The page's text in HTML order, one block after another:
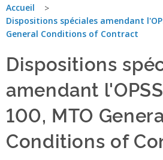
You
are
here
Accueil
Dispositions spéciales amendant
General Conditions of Contract
Dispositions
amendant
100, MTO
Conditions of